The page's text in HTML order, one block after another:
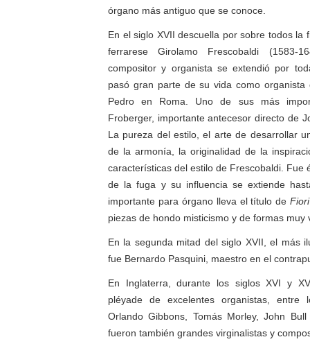
órgano más antiguo que se conoce.
En el siglo XVII descuella por sobre todos la
ferrarese Girolamo Frescobaldi (1583-
compositor y organista se extendió por
pasó gran parte de su vida como
Pedro en Roma. Uno de sus más
Froberger, importante antecesor directo de
La pureza del estilo, el arte de desarrollar
de la armonía, la originalidad de la
características del estilo de Frescobaldi. Fue
de la fuga y su influencia se extiende
importante para órgano lleva el título de
piezas de hondo misticismo y de formas muy
En la segunda mitad del siglo XVII, el más
fue Bernardo Pasquini, maestro en el
En Inglaterra, durante los siglos XVI y
pléyade de excelentes organistas, entre
Orlando Gibbons, Tomás Morley, John
fueron también grandes virginalistas y